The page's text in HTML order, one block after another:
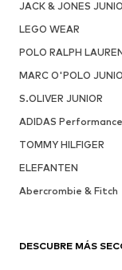
JACK & JONES
LEGO WEAR
POLO RALPH
MARC O'POLO
S.OLIVER JUNIOR
ADIDAS Performance
TOMMY HILFIGER
ELEFANTEN
Abercrombie & Fitch
DESCUBRE MÁS